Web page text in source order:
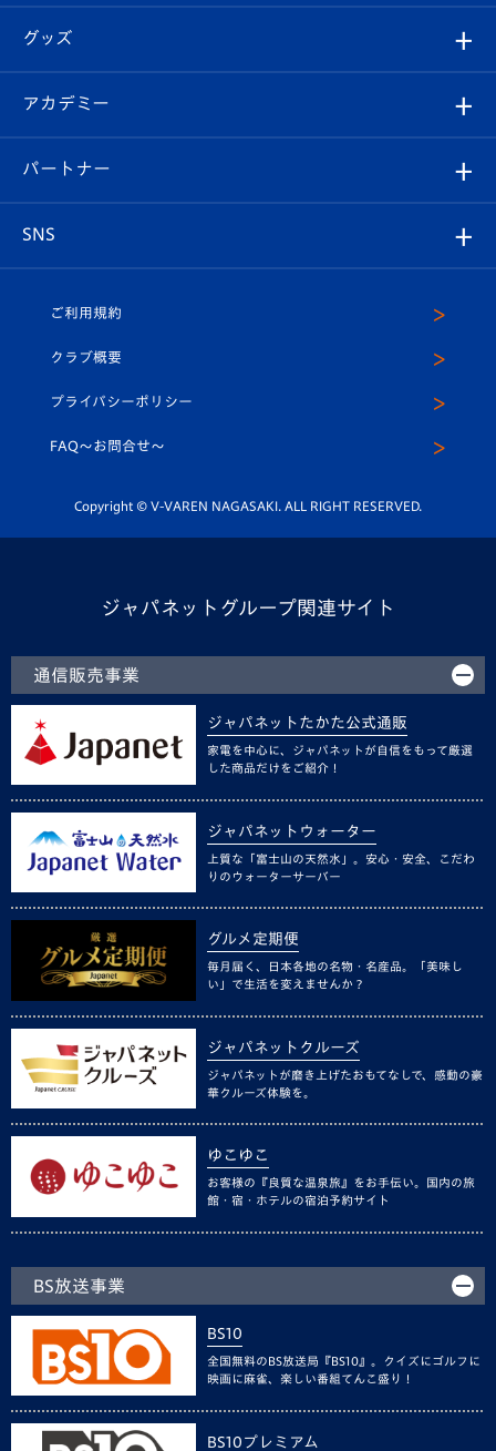
チケット
イベント
メディア
ホームタウン
スタッフプロフィール
マスコット紹介
平和祈念活動
ホームタウン活動
はじめての観戦ガイド
Revive Team
ヴィヴィくんの長崎おもてなしガイド
フォトギャラリー
スタジアムグルメ
チケット
V-LOVERS（ファンクラブ）
プレイヤーズスイート
グッズ
オンラインショップ
店舗情報
アカデミー
育成からのお知らせ
U-18
スクール
パートナー
SNS
ヴィヴィくんインスタグラム
公式LINE＠
ご利用規約
クラブ概要
プライバシーポリシー
FAQ〜お問合せ〜
Copyright © V-VAREN NAGASAKI. ALL RIGHT RESERVED.
ジャパネットグループ関連サイト
通信販売事業
ジャパネットたかた公式通販
家電を中心に、ジャパネットが自信をもって厳選
した商品だけをご紹介！
ジャパネットウォーター
上質な「富士山の天然水」。安心・安全、こだわ
りのウォーターサーバー
グルメ定期便
毎月届く、日本各地の名物・名産品。「美味し
い」で生活を変えませんか？
ジャパネットクルーズ
ジャパネットが磨き上げたおもてなしで、感動の豪
華クルーズ体験を。
ゆこゆこ
お客様の『良質な温泉旅』をお手伝い。国内の旅
館・宿・ホテルの宿泊予約サイト
BS放送事業
BS10
全国無料のBS放送局『BS10』。クイズにゴルフに
映画に麻雀、楽しい番組てんこ盛り！
BS10プレミアム